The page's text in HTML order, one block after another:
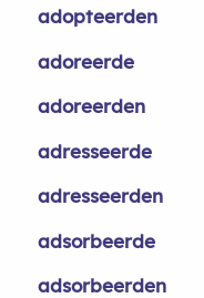
adopteerden
adoreerde
adoreerden
adresseerde
adresseerden
adsorbeerde
adsorbeerden